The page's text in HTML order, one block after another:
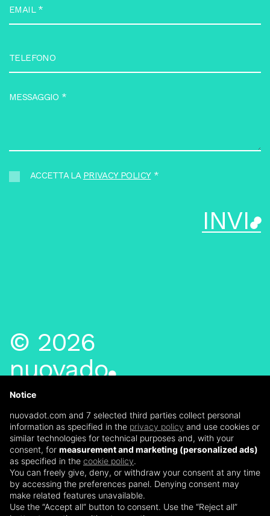
EMAIL *
TELEFONO
MESSAGGIO *
ACCETTA LA PRIVACY POLICY*
NVIA
© 2026
nuovadot
CONTATTI
VIA PER GRUMELLO 61
24127 BERGAMO
INFO@NUOVADOT.COM
035 02 90 153
INSTAGRAM-LINKEDIN
Notice
nuovadot.com and 7 selected third parties collect personal
information as specified in the privacy policy and use cookies or
similar technologies for technical purposes and, with your
consent, for measurement and marketing (personalized ads)
as specified in the cookie policy.
You can freely give, deny, or withdraw your consent at any time
by accessing the preferences panel. Denying consent may
make related features unavailable.
Use the “Accept all” button to consent. Use the “Reject all”